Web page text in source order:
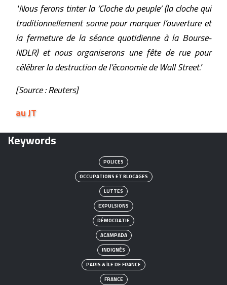
"Nous ferons tinter la ’Cloche du peuple’ (la cloche qui
traditionnellement sonne pour marquer l’ouverture et
la fermeture de la séance quotidienne à la Bourse-
NDLR) et nous organiserons une fête de rue pour
célébrer la destruction de l’économie de Wall Street."
[Source : Reuters]
au JT
Keywords
POLICES
OCCUPATIONS ET BLOCAGES
LUTTES
EXPULSIONS
DÉMOCRATIE
ACAMPADA
INDIGNÉS
PARIS & ÎLE DE FRANCE
FRANCE